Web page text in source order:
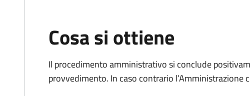
Cosa si ottiene
Il procedimento amministrativo si conclude
provvedimento. In caso contrario l’Amministrazione